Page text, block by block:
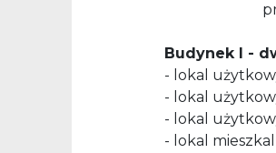
Budynek I -
- lokal
- lokal
- lokal
- lokal